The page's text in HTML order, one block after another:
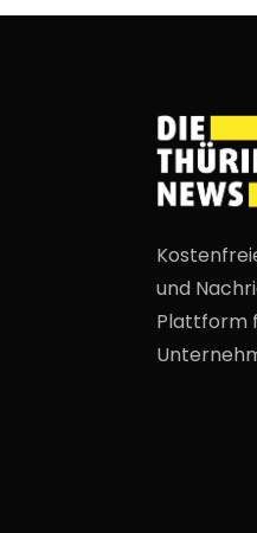
und
Plattform